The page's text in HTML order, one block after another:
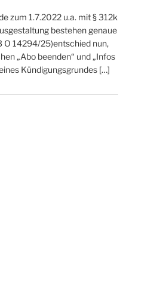
zum 1.7.2022 u.a. mit § 312k
bestehen genaue
O 14294/25)entschied nun,
„Abo beenden“ und „Infos
Kündigungsgrundes […]